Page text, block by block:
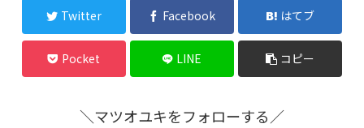
Twitter Facebook はてブ
Pocket LINE コピー
＼マツオユキをフォローする／